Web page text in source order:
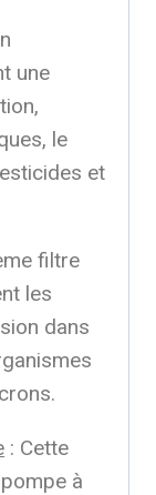
une
le
et
filtre
les
dans
: Cette
à